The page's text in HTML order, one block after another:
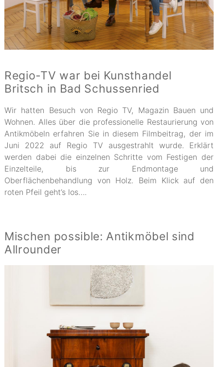
Regio-TV war bei Kunsthandel
Britsch in Bad Schussenried
Wir hatten Besuch von Regio TV, Magazin Bauen und
Wohnen. Alles über die professionelle Restaurierung von
Antikmöbeln erfahren Sie in diesem Filmbeitrag, der im
Juni 2022 auf Regio TV ausgestrahlt wurde. Erklärt
werden dabei die einzelnen Schritte vom Festigen der
Einzelteile, bis zur Endmontage und
Oberflächenbehandlung von Holz. Beim Klick auf den
roten Pfeil geht’s los….
Mischen possible: Antikmöbel sind
Allrounder